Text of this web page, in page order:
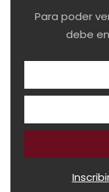
Para poder
debe